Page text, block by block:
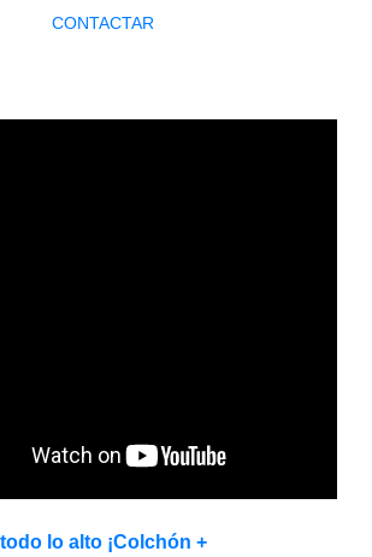
CONTACTAR
lo alto ¡Colchón +